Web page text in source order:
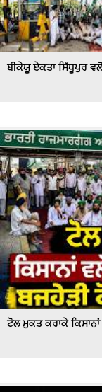
ਬੀਕੇਯੂ ਏਕਤਾ ਸਿੱਧੂਪੁਰ
ਟੋਲ ਮੁਕਤ ਕਰਾਕੇ